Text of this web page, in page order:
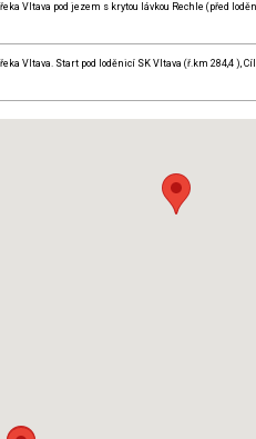
Vltava pod jezem s krytou lávkou Rechle (před
Vltava. Start pod loděnicí SK Vltava (ř.km 284,4 ),